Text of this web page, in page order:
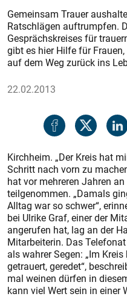
Gemeinsam Trauer
Ratschlägen auftrumpfen.
Gesprächskreises für
gibt es hier Hilfe für
auf dem Weg zurück ins
22.02.2013
Kirchheim. „Der Kreis hat
Schritt nach vorn zu
hat vor mehreren Jahren
teilgenommen. „Damals
Alltag war so schwer“,
bei Ulrike Graf, einer der
angerufen hat, lag an der
Mitarbeiterin. Das
als wahrer Segen: „Im
getrauert, geredet“,
mal weinen dürfen in
kann viel Wert sein in einer